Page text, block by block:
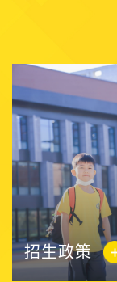
招生政策